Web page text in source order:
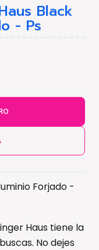
Black
- Ps
Forjado -
Haus tiene la
No dejes